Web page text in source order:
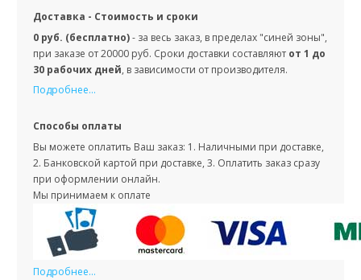
Доставка - Стоимость и сроки
0 руб. (бесплатно)- за весь заказ, в пределах "синей зоны",
при заказе от 20000 руб. Сроки доставки составляют от 1 до
30 рабочих дней, в зависимости от производителя.
Подробнее...
Способы оплаты
Вы можете оплатить Ваш заказ: 1. Наличными при доставке,
2. Банковской картой при доставке, 3. Оплатить заказ сразу
при оформлении онлайн.
Мы принимаем к оплате
Подробнее...